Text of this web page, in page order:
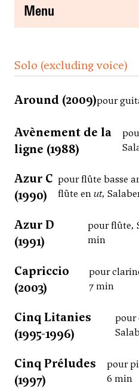
menu
Solo (excluding voice)
Around (2009)pour
Avènement de la
ligne (1988)
Azur C
(1990)
pour flûte basse
flûte enut,
Azur D
(1991)
pour flûte,
min
Capriccio
(2003)
pour
7 min
Cinq Litanies
(1995-1996)
pour
Cinq Préludes
(1997)
pour
6 min